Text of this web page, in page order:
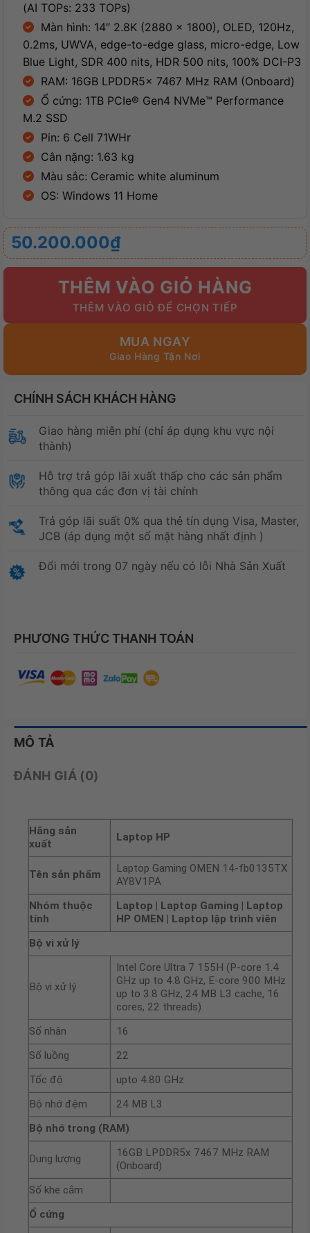
(AI TOPs: 233 TOPs)
Màn hình: 14″ 2.8K (2880 x 1800), OLED, 120Hz,
0.2ms, UWVA, edge-to-edge glass, micro-edge, Low
Blue Light, SDR 400 nits, HDR 500 nits, 100% DCI-P3
RAM: 16GB LPDDR5x 7467 MHz RAM (Onboard)
Ổ cứng: 1TB PCIe® Gen4 NVMe™ Performance
M.2 SSD
Pin: 6 Cell 71WHr
Cân nặng: 1.63 kg
Màu sắc: Ceramic white aluminum
OS: Windows 11 Home
50.200.000₫
THÊM VÀO GIỎ HÀNG
MUA NGAY
CHÍNH SÁCH KHÁCH HÀNG
Giao hàng miễn phí (chỉ áp dụng khu vực nội
thành)
Hỗ trợ trả góp lãi xuất thấp cho các sản phẩm
thông qua các đơn vị tài chính
Trả góp lãi suất 0% qua thẻ tín dụng Visa, Master,
JCB (áp dụng một số mặt hàng nhất định )
Đổi mới trong 07 ngày nếu có lỗi Nhà Sản Xuất
PHƯƠNG THỨC THANH TOÁN
MÔ TẢ
ĐÁNH GIÁ (0)
Hãng sản
xuất
Laptop HP
Tên sản phẩm
Laptop Gaming OMEN 14-fb0135TX
AY8V1PA
Nhóm thuộc
tính
Laptop | Laptop Gaming | Laptop
HP OMEN | Laptop lập trình viên
Bộ vi xử lý
Bộ vi xử lý
Intel Core Ultra 7 155H (P-core 1.4
GHz up to 4.8 GHz, E-core 900 MHz
up to 3.8 GHz, 24 MB L3 cache, 16
cores, 22 threads)
Số nhân
16
Số luồng
22
Tốc độ
upto 4.80 GHz
Bộ nhớ đệm
24 MB L3
Bộ nhớ trong (RAM)
Dung lượng
16GB LPDDR5x 7467 MHz RAM
(Onboard)
Số khe cắm
Ổ cứng